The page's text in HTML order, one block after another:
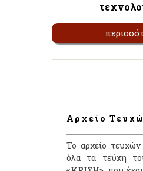
Αρχείο
Το αρχείο τευχών
όλα τα τεύχη